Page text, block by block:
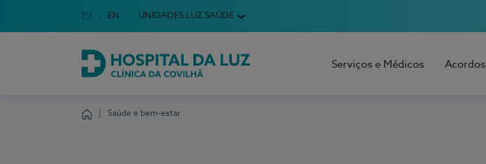
Escolha o seu idioma
Idioma em Português
PT English Language
EN UNIDADES LUZ SAÚDE
Hospital da Luz Clínica da Covilhã
Serviços e Médicos Acordos
Saúde e bem-estar